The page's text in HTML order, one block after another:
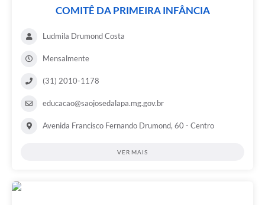
COMITÊ DA PRIMEIRA INFÂNCIA
Ludmila Drumond Costa
Mensalmente
(31) 2010-1178
educacao@saojosedalapa.mg.gov.br
Avenida Francisco Fernando Drumond, 60 - Centro
VER MAIS